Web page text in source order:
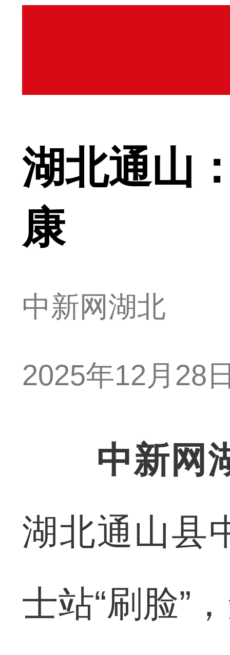
湖北通山
康
中新网湖北
2025年12月28
中新网
湖北通山县
士站“刷脸”